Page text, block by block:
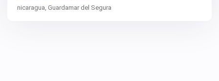
nicaragua,Guardamar del Segura